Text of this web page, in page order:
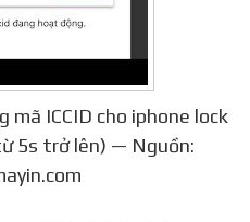
mã ICCID cho iphone lock
5s trở lên) — Nguồn: